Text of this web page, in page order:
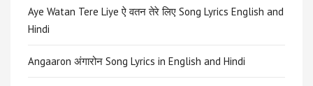
Aye Watan Tere Liye ऐ वतन तेरे लिए Song Lyrics English and
Hindi
Angaaron अंगारोन Song Lyrics in English and Hindi